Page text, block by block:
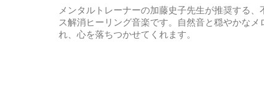
メンタルトレーナーの加藤史子先生が推奨する、
ス解消ヒーリング音楽です。自然音と穏やかな
れ、心を落ちつかせてくれます。